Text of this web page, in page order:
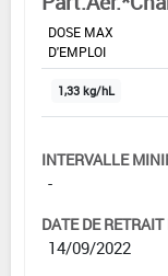
DOSE MAX
D'EMPLOI
1,33 kg/hL
INTERVALLE
-
DATE DE RETRAIT
14/09/2022